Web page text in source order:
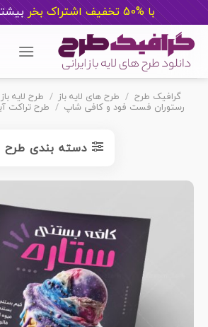
با %50 تخفیف اشتراک بخر ب
content
گرافیک طرح / طرح های لایه باز / طرح لایه
رستوران فست فود و کافی شاپ / طرح تراکت
دسته بندی طرح